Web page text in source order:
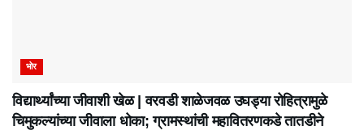
भोर
विद्यार्थ्यांच्या जीवाशी खेळ | वरवडी शाळेजवळ उघड्या रोहित्रामुळे
चिमुकल्यांच्या जीवाला धोका; ग्रामस्थांची महावितरणकडे तातडीने